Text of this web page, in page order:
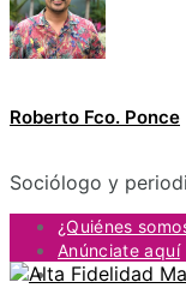
Roberto Fco. Ponce
Sociólogo y
¿Quiénes
Anúnciate aquí
Contacto